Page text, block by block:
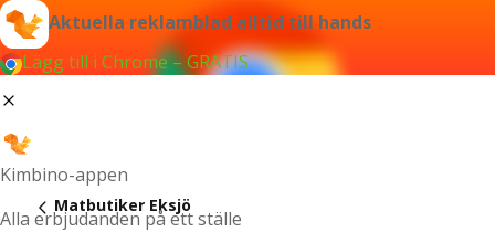
Aktuella reklamblad alltid till hands
Lägg till i Chrome – GRATIS
Kimbino-appen
Alla erbjudanden på ett ställe
Matbutiker Eksjö